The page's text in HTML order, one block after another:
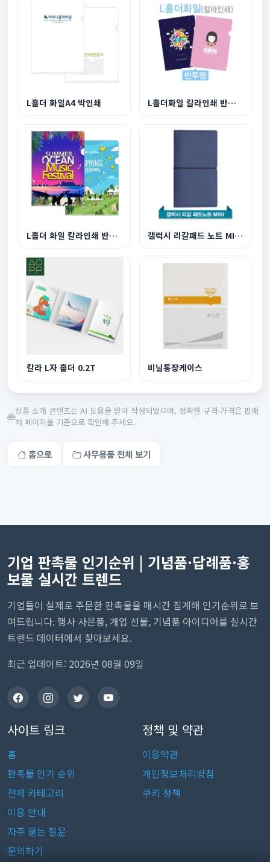
L홀더 화일A4 박인쇄 L홀더화일 칼라인쇄 반투명
L홀더 화일 칼라인쇄 반투명 갤럭시 리갈패드 노트 MINI 네이비
칼라 L자 홀더 0.2T 비닐통장케이스
상품 소개 콘텐츠는 AI 도움을 받아 작성되었으며, 정확한 규격·가격은 판매
처 페이지를 기준으로 확인해 주세요.
홈으로 사무용품 전체 보기
기업 판촉물 인기순위 | 기념품·답례품·홍
보물 실시간 트렌드
기업들이 실제로 주문한 판촉물을 매시간 집계해 인기순위로 보
여드립니다. 행사 사은품, 개업 선물, 기념품 아이디어를 실시간
트렌드 데이터에서 찾아보세요.
최근 업데이트: 2026년 08월 09일
사이트 링크
홈
판촉물 인기 순위
전체 카테고리
이용 안내
자주 묻는 질문
문의하기
정책 및 약관
이용약관
개인정보처리방침
쿠키 정책